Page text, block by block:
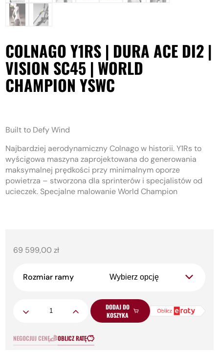
COLNAGO Y1RS | DURA ACE DI2 |
VISION SC45 | WORLD
CHAMPION YSWC
Built to Defy Wind
Najbardziej aerodynamiczny Colnago w historii. Y1Rs to
wyścigowa maszyna zaprojektowana do generowania
maksymalnej prędkości przy minimalnym oporze
powietrza – stworzona dla sprinterów i specjalistów od
ucieczek. Specjalne malowanie World Champion
69 599,00zł
Rozmiar ramy
DODAJ DO
KOSZYKA
NEGOCJUJ CENĘ OBLICZ RATĘ